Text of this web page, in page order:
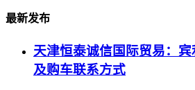
最新发布
天津恒泰诚信国际贸易：
及购车联系方式